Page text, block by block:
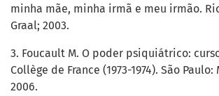
minha mãe, minha irmã e meu irmão.
Graal; 2003.
3. Foucault M. O poder psiquiátrico:
Collège de France (1973-1974). São
2006.